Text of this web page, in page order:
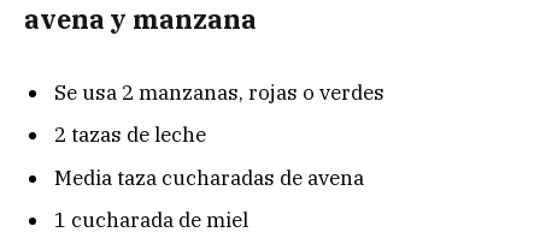
avena y manzana
Se usa 2 manzanas, rojas o verdes
2 tazas de leche
Media taza cucharadas de avena
1 cucharada de miel